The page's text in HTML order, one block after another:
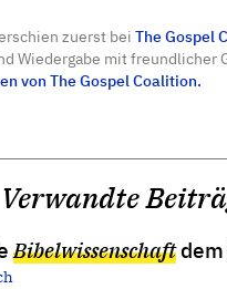
zuerst bei The Gospel
Wiedergabe mit freundlicher
von The Gospel Coalition.
Verwandte
Bibelwissenschaftdem